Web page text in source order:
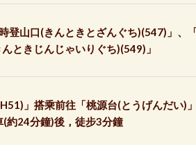
登山口(きんときとざんぐち)(547)」、
んときじんじゃいりぐち)(549)」
」搭乘前往「桃源台(とうげんだい)
(約24分鐘)後，徒步3分鐘